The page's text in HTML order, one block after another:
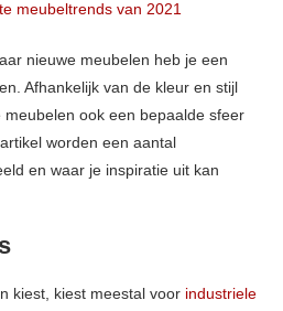
nieuwe meubelen heb je een
Afhankelijk van de kleur en stijl
ook een bepaalde sfeer
worden een aantal
en waar je inspiratie uit kan
kiest, kiest meestal voor industriele